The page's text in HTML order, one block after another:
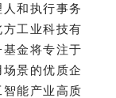
和执行事务
工业科技有
基金将专注于
景的优质企
能产业高质